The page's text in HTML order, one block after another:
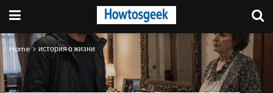
Home история о жизни